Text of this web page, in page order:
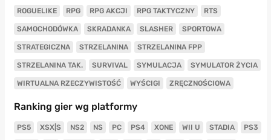
ROGUELIKE RPG RPG AKCJI RPG TAKTYCZNY RTS
SAMOCHODÓWKA SKRADANKA SLASHER SPORTOWA
STRATEGICZNA STRZELANINA STRZELANINA FPP
STRZELANINA TAK. SURVIVAL SYMULACJA SYMULATOR ŻYCIA
WIRTUALNA RZECZYWISTOŚĆ WYŚCIGI ZRĘCZNOŚCIOWA
Ranking gier wg platformy
PS5 XSX|S NS2 NS PC PS4 XONE WII U STADIA PS3